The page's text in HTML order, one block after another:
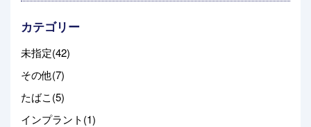
カテゴリー
未指定(42)
その他(7)
たばこ(5)
インプラント(1)